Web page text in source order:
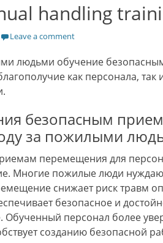
handling
Leave a comment
людьми обучение
как персонала,
безопасным
за пожилыми
перемещения для
Многие пожилые люди
снижает риск травм
безопасное и
Обученный персонал более
созданию безопасной